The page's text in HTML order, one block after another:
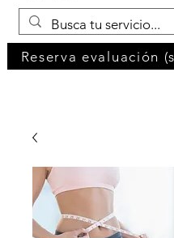
Reserva evaluación